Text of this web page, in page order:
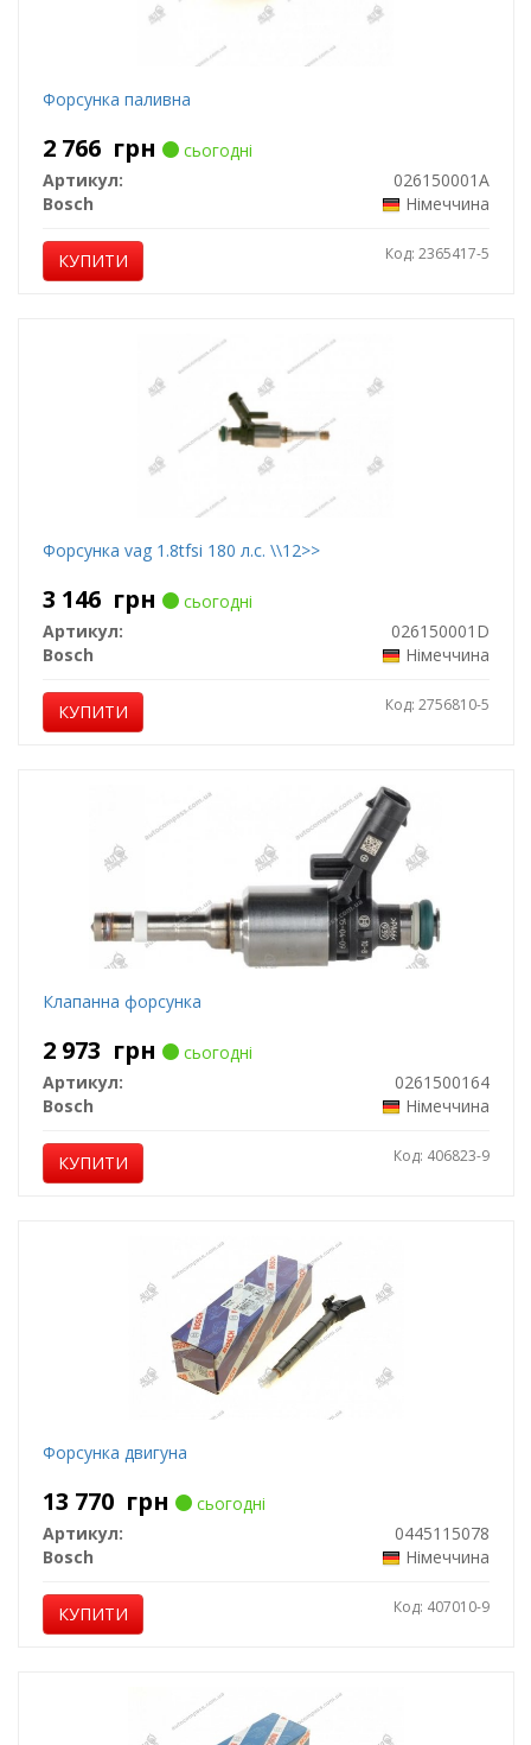
Форсунка паливна
2 766 грн
сьогодні
Артикул:
026150001A
Bosch
Німеччина
КУПИТИ Код: 2365417-5
Форсунка vag 1.8tfsi 180 л.с. \\12>>
3 146 грн
сьогодні
Артикул:
026150001D
Bosch
Німеччина
КУПИТИ Код: 2756810-5
Клапанна форсунка
2 973 грн
сьогодні
Артикул:
0261500164
Bosch
Німеччина
КУПИТИ Код: 406823-9
Форсунка двигуна
13 770 грн
сьогодні
Артикул:
0445115078
Bosch
Німеччина
КУПИТИ Код: 407010-9